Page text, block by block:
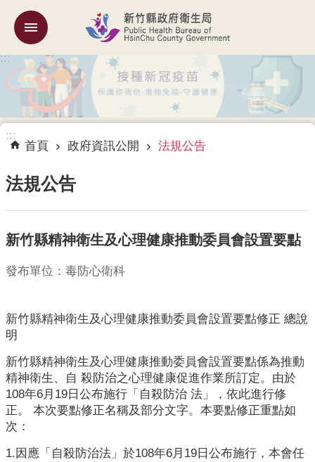
跳到主要內容區塊
機
關
簡
介
訊
公
告
務
區
業
區
主
題
區
:::
:::
首頁 政府資訊公開 法規公告
法規公告
新竹縣精神衛生及心理健康推動委員會設置要點
發布單位：毒防心衛科
新竹縣精神衛生及心理健康推動委員會設置要點修正 總說
明
新竹縣精神衛生及心理健康推動委員會設置要點係為推動
精神衛生、自 殺防治之心理健康促進作業所訂定。由於
108年6月19日公布施行「自殺防治 法」，依此進行修
正。 本次要點修正名稱及部分文字。本要點修正重點如
次：
1.因應「自殺防治法」於108年6月19日公布施行，本會任